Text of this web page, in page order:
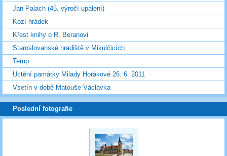
Jan Palach (45. výročí upálení)
Kozí hrádek
Křest knihy o R. Beranovi
Staroslovanské hradiště v Mikulčicích
Temp
Uctění památky Milady Horákové 26. 6. 2011
Vsetín v době Matouše Václavka
Poslední fotografie